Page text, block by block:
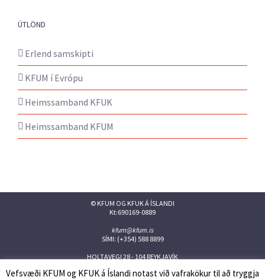
ÚTLÖND
Erlend samskipti
KFUM í Evrópu
Heimssamband KFUK
Heimssamband KFUM
© KFUM OG KFUK Á ÍSLANDI
Kt:690169-0889
kfum@kfum.is
SÍMI: (+354) 588 8899
HOLTAVEGI 28 - 104 REYKJAVÍK
Vefsvæði KFUM og KFUK á Íslandi notast við vafrakökur til að tryggja